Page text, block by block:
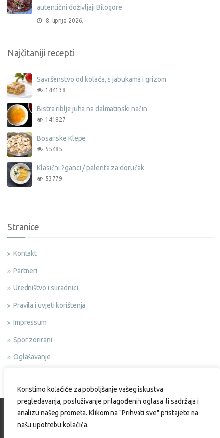
Koristimo kolačiće za poboljšanje vašeg iskustva
pregledavanja, posluživanje prilagođenih oglasa ili sadržaja i
analizu našeg prometa. Klikom na "Prihvati sve" pristajete na
našu upotrebu kolačića.
autentični doživljaji Bilogore
8. lipnja 2026.
Najčitaniji recepti
Savršenstvo od kolača, s jabukama i grizom
144138
Bistra riblja juha na dalmatinski način
141827
Bosanske Klepe
55485
Klasični žganci / palenta za doručak
53779
Stranice
Kontakt
Partneri
Uredništvo i suradnici
Pravila i uvjeti korištenja
Impressum
Sponzorirani
Oglašavanje